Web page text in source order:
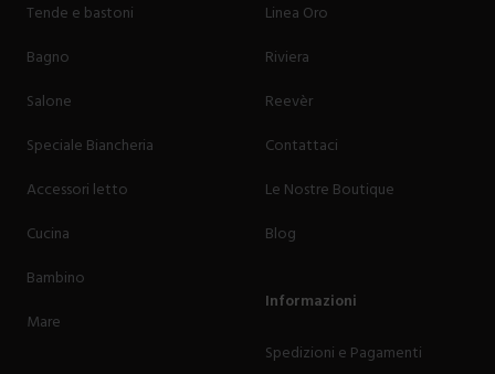
Tende e bastoni
Bagno
Salone
Speciale Biancheria
Accessori letto
Cucina
Bambino
Mare
Linea Oro
Riviera
Reevèr
Contattaci
Le Nostre Boutique
Blog
Informazioni
Spedizioni e Pagamenti